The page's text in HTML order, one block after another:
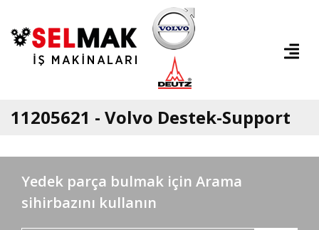
11205621 - Volvo Destek-Support
Yedek parça bulmak için Arama
sihirbazını kullanın